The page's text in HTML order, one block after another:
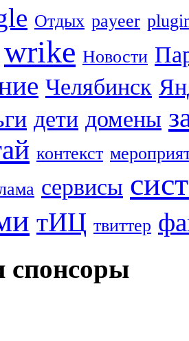
Oтдых payeer
wrike Новости
Челябинск
дети домены
контекст
сервисы
тИЦ твиттер
спонсоры